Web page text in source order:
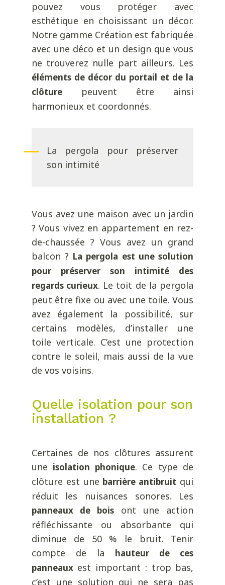
pouvez vous protéger avec
esthétique en choisissant un décor.
Notre gamme Création est fabriquée
avec une déco et un design que vous
ne trouverez nulle part ailleurs. Les
éléments de décor du portail et de la
clôturepeuvent être ainsi
harmonieux et coordonnés.
La pergola pour préserver
son intimité
Vous avez une maison avec un jardin
? Vous vivez en appartement en rez-
de-chaussée ? Vous avez un grand
balcon ? La pergola est une solution
pour préserver son intimité des
regards curieux. Le toit de la pergola
peut être fixe ou avec une toile. Vous
avez également la possibilité, sur
certains modèles, d’installer une
toile verticale. C’est une protection
contre le soleil, mais aussi de la vue
de vos voisins.
Quelle isolation pour son
installation ?
Certaines de nos clôtures assurent
une isolation phonique. Ce type de
clôture est une barrière antibruit qui
réduit les nuisances sonores. Les
panneaux de boisont une action
réfléchissante ou absorbante qui
diminue de 50 % le bruit. Tenir
compte de la hauteur de ces
panneauxest important : trop bas,
c’est une solution qui ne sera pas